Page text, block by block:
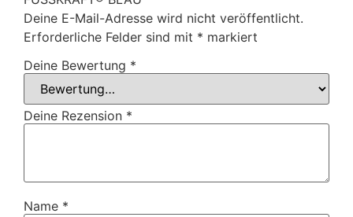
Deine E-Mail-Adresse wird nicht veröffentlicht.
Erforderliche Felder sind mit * markiert
Deine Bewertung *
Deine Rezension *
Name *